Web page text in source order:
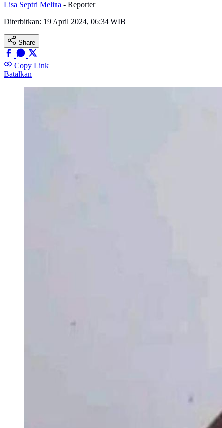
Lisa Septri Melina - Reporter
Diterbitkan: 19 April 2024, 06:34 WIB
Share
Copy Link
Batalkan